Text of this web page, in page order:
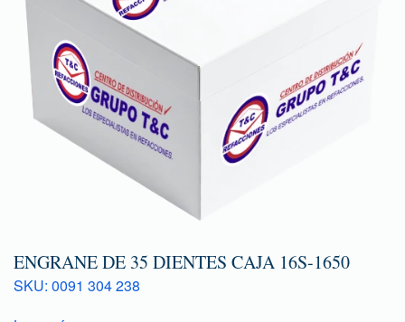
ENGRANE DE 35 DIENTES CAJA 16S-1650
SKU: 0091 304 238